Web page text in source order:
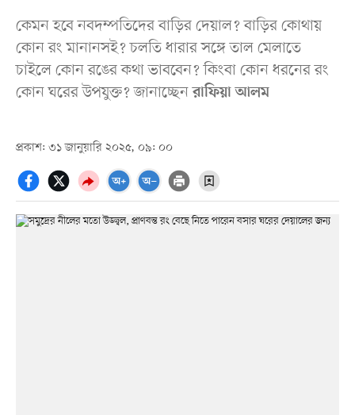
কেমন হবে নবদম্পতিদের বাড়ির দেয়াল? বাড়ির কোথায়
কোন রং মানানসই? চলতি ধারার সঙ্গে তাল মেলাতে
চাইলে কোন রঙের কথা ভাববেন? কিংবা কোন ধরনের রং
কোন ঘরের উপযুক্ত? জানাচ্ছেনরাফিয়া আলম
প্রকাশ: ৩১ জানুয়ারি ২০২৫, ০৯: ০০